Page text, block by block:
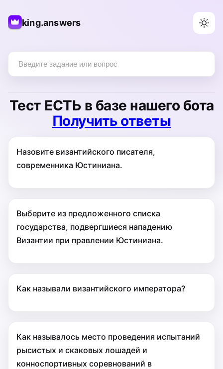
king.answers
Тест ЕСТЬ в базе нашего бота
Получить ответы
Назовите византийского писателя,
современника Юстиниана.
Выберите из предложенного списка
государства, подвергшиеся нападению
Византии при правлении Юстиниана.
Как называли византийского императора?
Как называлось место проведения испытаний
рысистых и скаковых лошадей и
конноспортивных соревнований в